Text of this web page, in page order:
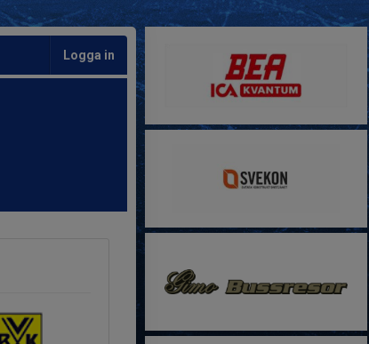
Logga in